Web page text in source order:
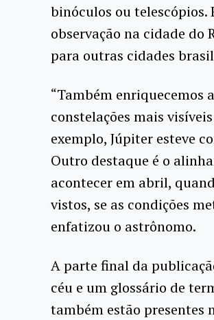
binóculos ou telescópios.
observação na cidade do
para outras cidades
“Também enriquecemos
constelações mais
exemplo, Júpiter esteve
Outro destaque é o
acontecer em abril,
vistos, se as condições
enfatizou o astrônomo.
A parte final da
céu e um glossário de
também estão presentes